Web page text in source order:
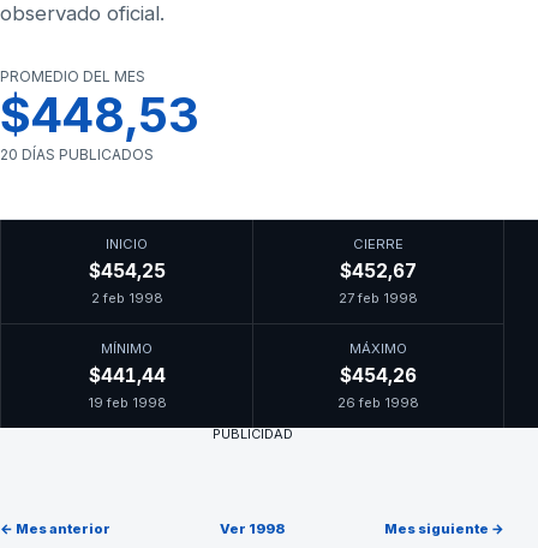
observado oficial.
PROMEDIO DEL MES
$448,53
20 DÍAS PUBLICADOS
INICIO
$454,25
2 feb 1998
CIERRE
$452,67
27 feb 1998
MÍNIMO
$441,44
19 feb 1998
MÁXIMO
$454,26
26 feb 1998
PUBLICIDAD
← Mes anterior Ver 1998 Mes siguiente →